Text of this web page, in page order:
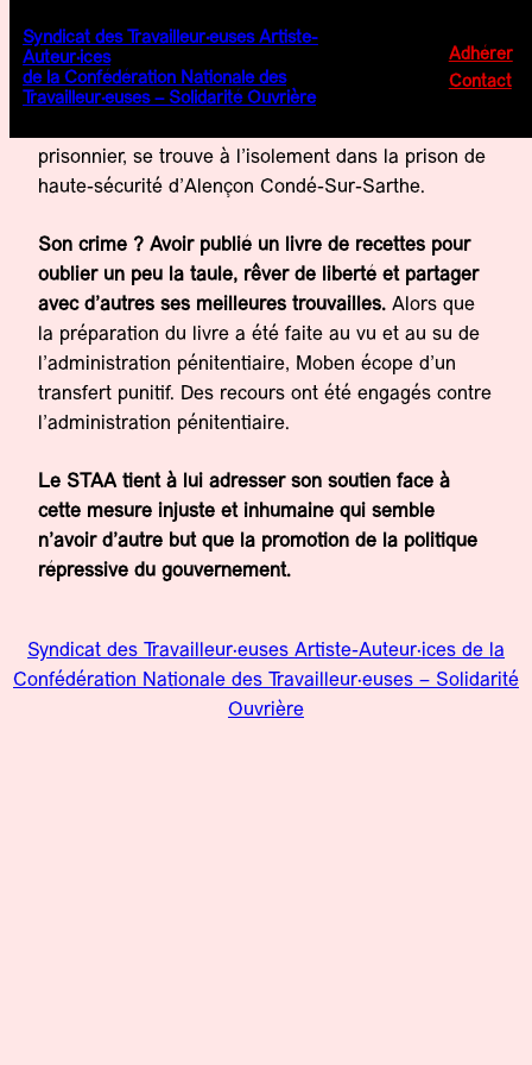
au
contenu
Syndicat des Travailleur·euses Artiste-
Auteur·ices
de la Confédération Nationale des
Travailleur·euses – Solidarité Ouvrière
Adhérer
Contact
Soutien à Moben
prisonnier, se trouve à l’isolement dans la prison de
haute-sécurité d’Alençon Condé-Sur-Sarthe.
Son crime ? Avoir publié un livre de recettes pour
oublier un peu la taule, rêver de liberté et partager
avec d’autres ses meilleures trouvailles. Alors que
la préparation du livre a été faite au vu et au su de
l’administration pénitentiaire, Moben écope d’un
transfert punitif. Des recours ont été engagés contre
l’administration pénitentiaire.
Le STAA tient à lui adresser son soutien face à
cette mesure injuste et inhumaine qui semble
n’avoir d’autre but que la promotion de la politique
répressive du gouvernement.
Syndicat des Travailleur·euses Artiste-Auteur·ices de la
Confédération Nationale des Travailleur·euses – Solidarité
Ouvrière